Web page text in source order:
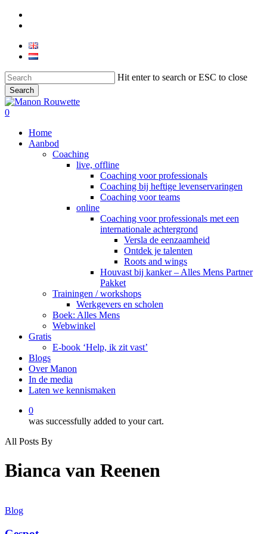
Skip
content
Hit enter to search or ESC to close
Search
Close
Search
0
Home
Aanbod
Coaching
live, offline
Coaching voor professionals
Coaching bij heftige levenservaringen
Coaching voor teams
online
Coaching voor professionals met een
internationale achtergrond
Versla de eenzaamheid
Ontdek je talenten
Roots and wings
Houvast bij kanker – Alles Mens Partner
Pakket
Trainingen / workshops
Werkgevers en scholen
Boek: Alles Mens
Webwinkel
Gratis
E-book ‘Help, ik zit vast’
Blogs
Over Manon
In de media
Laten we kennismaken
0
was successfully added to your cart.
All Posts By
Bianca van Reenen
Blog